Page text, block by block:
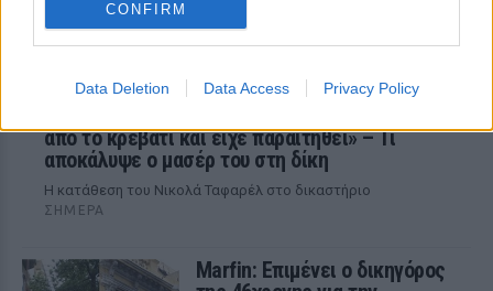
CONFIRM
Data Deletion Data Access Privacy Policy
από το κρεβάτι και είχε παραιτηθεί» – Τι
αποκάλυψε ο μασέρ του στη δίκη
Η κατάθεση του Νικολά Ταφαρέλ στο δικαστήριο
ΣΉΜΕΡΑ
Marfin: Επιμένει ο δικηγόρος